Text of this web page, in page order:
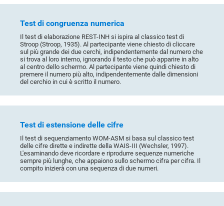
Test di congruenza numerica
Il test di elaborazione REST-INH si ispira al classico test di
Stroop (Stroop, 1935). Al partecipante viene chiesto di cliccare
sul più grande dei due cerchi, indipendentemente dal numero che
si trova al loro interno, ignorando il testo che può apparire in alto
al centro dello schermo. Al partecipante viene quindi chiesto di
premere il numero più alto, indipendentemente dalle dimensioni
del cerchio in cui è scritto il numero.
Test di estensione delle cifre
Il test di sequenziamento WOM-ASM si basa sul classico test
delle cifre dirette e indirette della WAIS-III (Wechsler, 1997).
L'esaminando deve ricordare e riprodurre sequenze numeriche
sempre più lunghe, che appaiono sullo schermo cifra per cifra. Il
compito inizierà con una sequenza di due numeri.